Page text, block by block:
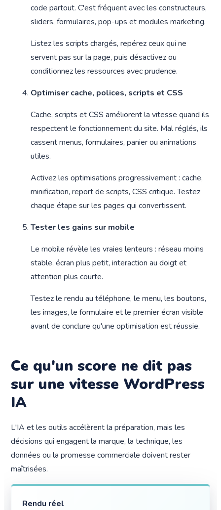
code partout. C'est fréquent avec les constructeurs,
sliders, formulaires, pop-ups et modules marketing.
Listez les scripts chargés, repérez ceux qui ne
servent pas sur la page, puis désactivez ou
conditionnez les ressources avec prudence.
Optimiser cache, polices, scripts et CSS
Cache, scripts et CSS améliorent la vitesse quand ils
respectent le fonctionnement du site. Mal réglés, ils
cassent menus, formulaires, panier ou animations
utiles.
Activez les optimisations progressivement : cache,
minification, report de scripts, CSS critique. Testez
chaque étape sur les pages qui convertissent.
Tester les gains sur mobile
Le mobile révèle les vraies lenteurs : réseau moins
stable, écran plus petit, interaction au doigt et
attention plus courte.
Testez le rendu au téléphone, le menu, les boutons,
les images, le formulaire et le premier écran visible
avant de conclure qu'une optimisation est réussie.
Ce qu'un score ne dit pas
sur une vitesse WordPress
IA
L'IA et les outils accélèrent la préparation, mais les
décisions qui engagent la marque, la technique, les
données ou la promesse commerciale doivent rester
maîtrisées.
Rendu réel